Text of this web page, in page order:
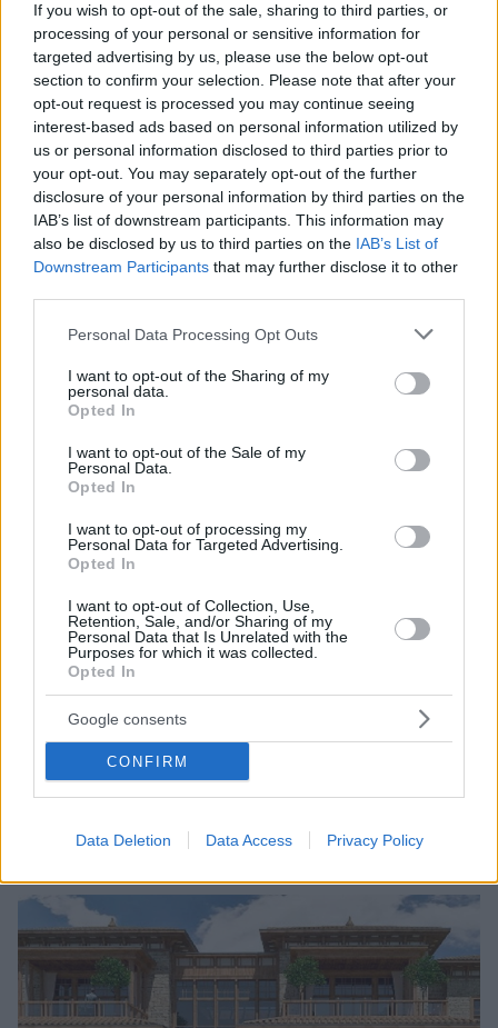
If you wish to opt-out of the sale, sharing to third parties, or
processing of your personal or sensitive information for
targeted advertising by us, please use the below opt-out
section to confirm your selection. Please note that after your
opt-out request is processed you may continue seeing
interest-based ads based on personal information utilized by
us or personal information disclosed to third parties prior to
your opt-out. You may separately opt-out of the further
disclosure of your personal information by third parties on the
IAB’s list of downstream participants. This information may
also be disclosed by us to third parties on the IAB’s List of
Downstream Participants that may further disclose it to other
Please note that this website/app uses one or more Google
not limited to your visit or usage behaviour. You may click to
grant or deny consent to Google and its third-party tags to
use your data for below specified purposes in below Google
consent section.
Personal Data Processing Opt Outs
I want to opt-out of the Sharing of my
personal data.
Opted In
I want to opt-out of the Sale of my
Personal Data.
Opted In
I want to opt-out of processing my
Personal Data for Targeted Advertising.
Opted In
I want to opt-out of Collection, Use,
Retention, Sale, and/or Sharing of my
Personal Data that Is Unrelated with the
Purposes for which it was collected.
Opted In
Google consents
CONFIRM
Data Deletion Data Access Privacy Policy
Σε ελληνική ταβέρνα στη Μαρμαρίδα τα «έσπασε» η
σύζυγος του Πεσκόφ
Τι είπε ο Έλληνας ιδιοκτήτης της ταβέρνας στο
protothema.gr - Στην παρέα Ρώσου ολιγάρχη η
Τατιάνα Νάβκα
Συνελήφθη ύποπτος για τη φωτιά στη Μαρμαρίδα -
Μέθυσε και έβαλε φωτιά στο δάσος επειδή καυγάδισε
με συγγενείς του
Σύμφωνα με τον Τούρκο υπουργό Εσωτερικών ο
δράστης προχώρησε στον εμπρησμό καθώς
λόγους
23.06.2022, 20:52 2